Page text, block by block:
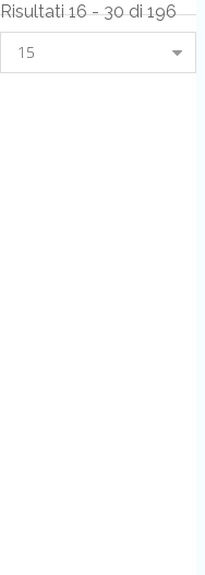
Risultati 16 - 30 di 196
15